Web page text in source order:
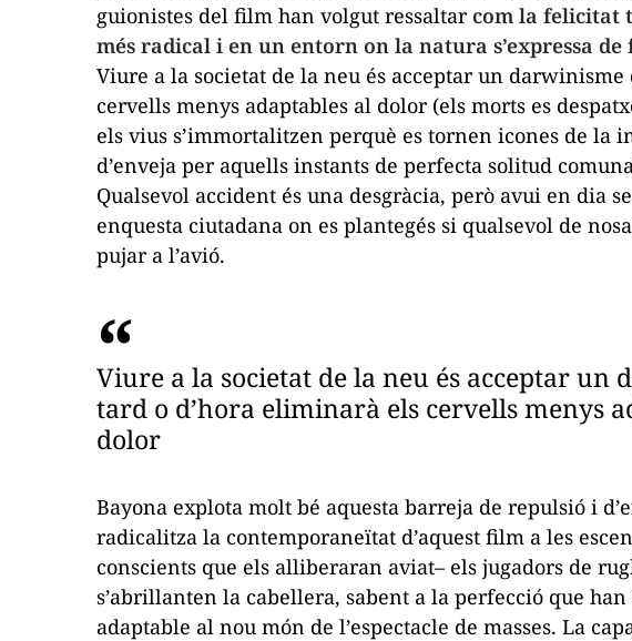
guionistes del film han volgut ressaltar com la felicitat
més radical i en un entorn on la natura s’expressa
Viure a la societat de la neu és acceptar un
cervells menys adaptables al dolor (els morts es
els vius s’immortalitzen perquè es tornen icones de la
d’enveja per aquells instants de perfecta solitud
Qualsevol accident és una desgràcia, però avui en dia
enquesta ciutadana on es plantegés si qualsevol de
pujar a l’avió.
Viure a la societat de la neu és acceptar un
tard o d’hora eliminarà els cervells menys
dolor
Bayona explota molt bé aquesta barreja de repulsió i
radicalitza la contemporaneïtat d’aquest film a les
conscients que els alliberaran aviat– els jugadors de
s’abrillanten la cabellera, sabent a la perfecció que
adaptable al nou món de l’espectacle de masses. La